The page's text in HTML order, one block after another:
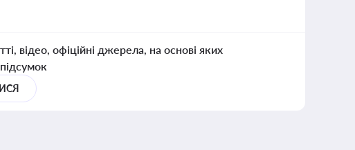
відео, офіційні джерела, на основі яких